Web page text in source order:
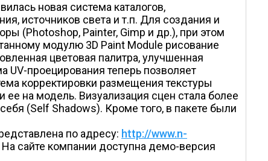
новая система каталогов,
источников света и т.п. Для создания и
(Photoshop, Painter, Gimp и др.), при этом
модулю 3D Paint Module рисование
цветовая палитра, улучшенная
UV-проецирования теперь позволяет
корректировки размещения текстуры
на модель. Визуализация сцен стала более
(Self Shadows). Кроме того, в пакете были
по адресу: http://www.n-
сайте компании доступна демо-версия